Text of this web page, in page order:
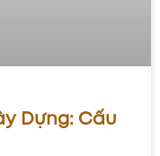
Dựng: Cấu